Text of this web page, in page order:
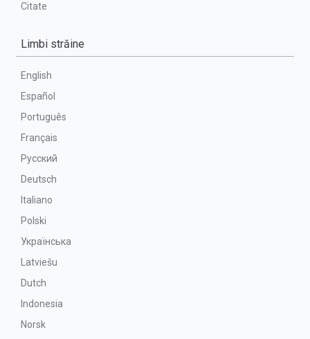
Citate
Limbi străine
English
Español
Português
Français
Русский
Deutsch
Italiano
Polski
Українська
Latviešu
Dutch
Indonesia
Norsk